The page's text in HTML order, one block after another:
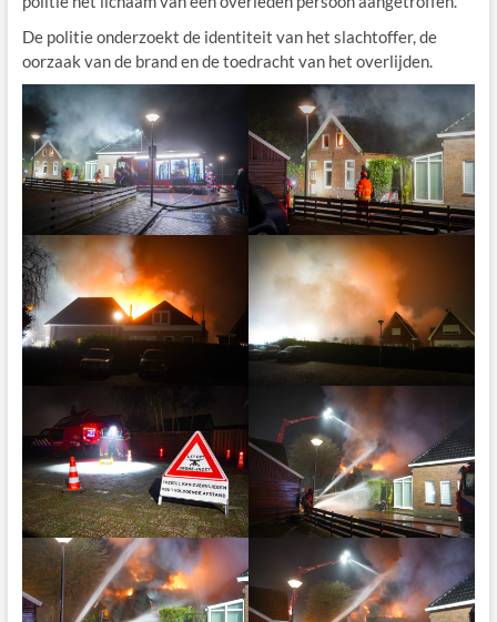
De politie onderzoekt de identiteit van het slachtoffer, de
oorzaak van de brand en de toedracht van het overlijden.